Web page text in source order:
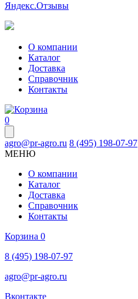
Яндекс.Отзывы
О компании
Каталог
Доставка
Справочник
Контакты
0
agro@pr-agro.ru 8 (495) 198-07-97
МЕНЮ
О компании
Каталог
Доставка
Справочник
Контакты
Корзина 0
8 (495) 198-07-97
agro@pr-agro.ru
Вконтакте